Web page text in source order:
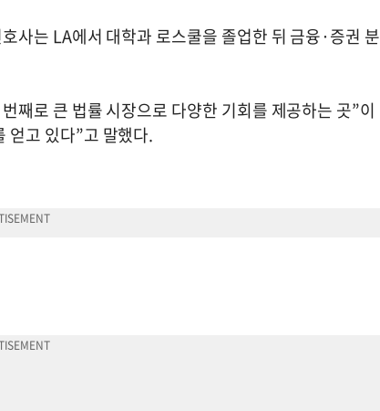
사는 LA에서 대학과 로스쿨을 졸업한 뒤 금융·증권 분
째로 큰 법률 시장으로 다양한 기회를 제공하는 곳”이
얻고 있다”고 말했다.